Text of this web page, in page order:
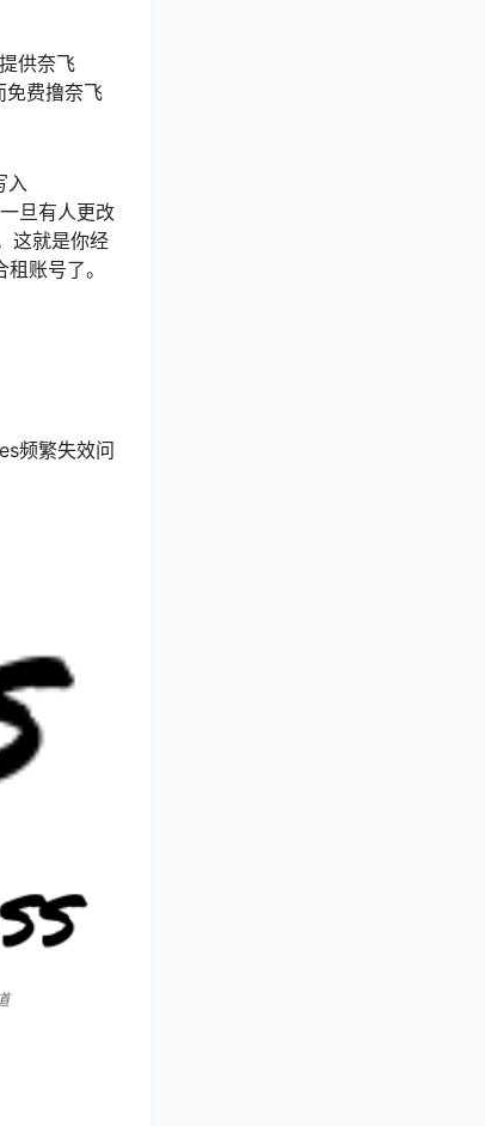
供奈飞
费撸奈飞
入
旦有人更改
这就是你经
账号了。
频繁失效问